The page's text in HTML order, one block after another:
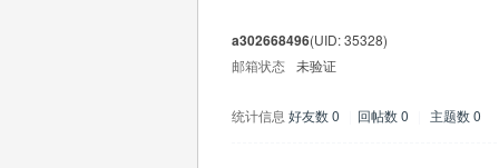
a302668496(UID: 35328)
邮箱状态 未验证
统计信息 好友数 0 回帖数 0 主题数 0